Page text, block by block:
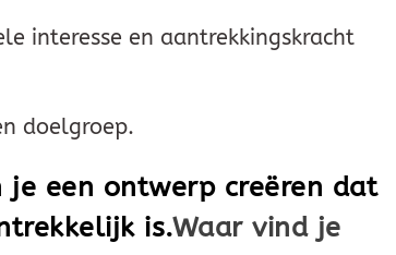
interesse en aantrekkingskracht
doelgroep.
een ontwerp creëren dat
is.Waar vind je